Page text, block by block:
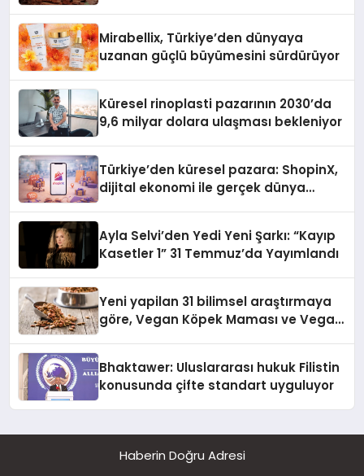
Mirabellix, Türkiye’den dünyaya
uzanan güçlü büyümesini sürdürüyor
Küresel rinoplasti pazarının 2030’da
9,6 milyar dolara ulaşması bekleniyor
Türkiye’den küresel pazara: ShopinX,
dijital ekonomi ile gerçek dünya
Ayla Selvi’den Yedi Yeni Şarkı: “Kayıp
Kasetler 1” 31 Temmuz’da Yayımlandı
Yeni yapilan 31 bilimsel araştırmaya
göre, Vegan Köpek Maması ve Vegan
Bhaktawer: Uluslararası hukuk Filistin
konusunda çifte standart uyguluyor
Haberin Doğru Adresi